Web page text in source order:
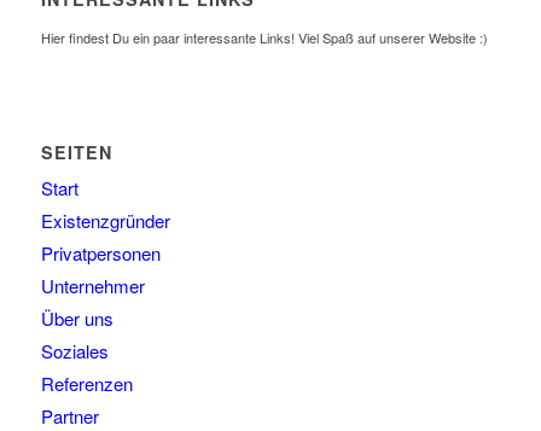
Hier findest Du ein paar interessante Links! Viel Spaß auf unserer Website :)
SEITEN
Start
Existenzgründer
Privatpersonen
Unternehmer
Über uns
Soziales
Referenzen
Partner